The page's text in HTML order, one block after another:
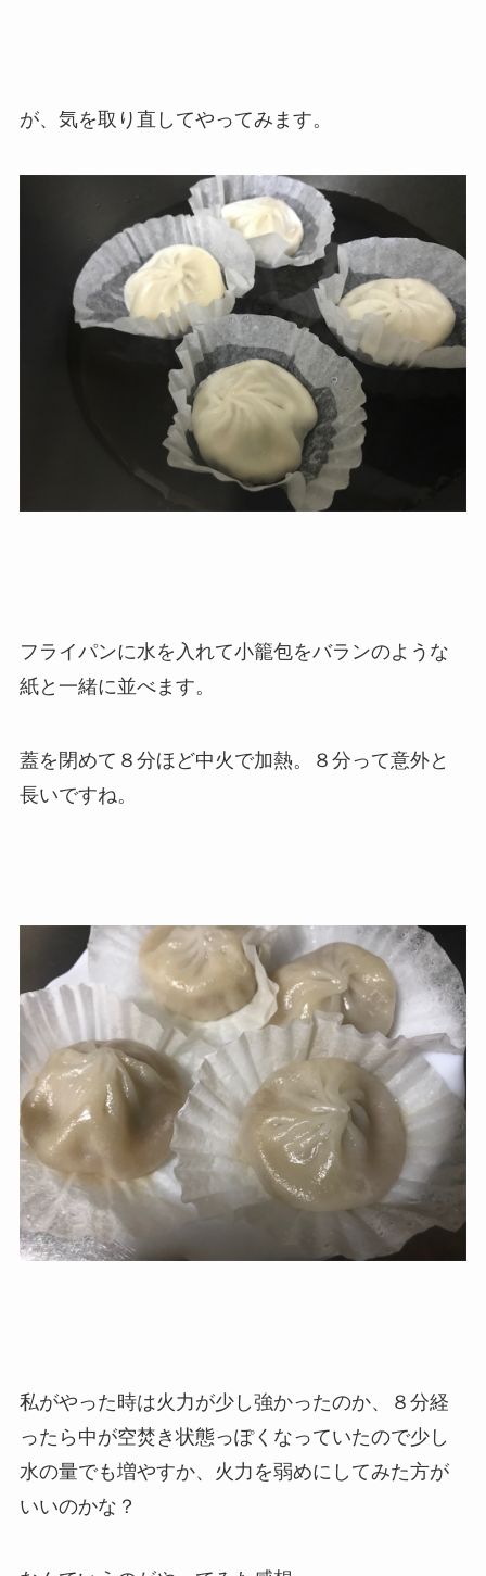
が、気を取り直してやってみます。
フライパンに水を入れて小籠包をバランのような
紙と一緒に並べます。
蓋を閉めて８分ほど中火で加熱。８分って意外と
長いですね。
私がやった時は火力が少し強かったのか、８分経
ったら中が空焚き状態っぽくなっていたので少し
水の量でも増やすか、火力を弱めにしてみた方が
いいのかな？